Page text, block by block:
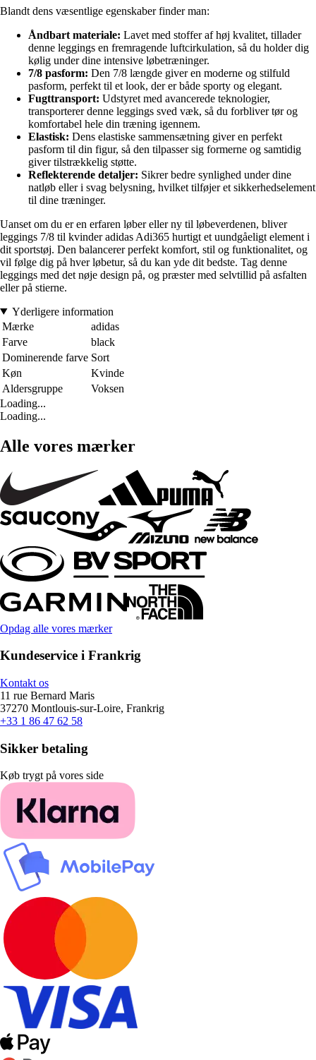
Blandt dens væsentlige egenskaber finder man:
Åndbart materiale: Lavet med stoffer af høj kvalitet, tillader
denne leggings en fremragende luftcirkulation, så du holder dig
kølig under dine intensive løbetræninger.
7/8 pasform: Den 7/8 længde giver en moderne og stilfuld
pasform, perfekt til et look, der er både sporty og elegant.
Fugttransport: Udstyret med avancerede teknologier,
transporterer denne leggings sved væk, så du forbliver tør og
komfortabel hele din træning igennem.
Elastisk: Dens elastiske sammensætning giver en perfekt
pasform til din figur, så den tilpasser sig formerne og samtidig
giver tilstrækkelig støtte.
Reflekterende detaljer: Sikrer bedre synlighed under dine
natløb eller i svag belysning, hvilket tilføjer et sikkerhedselement
til dine træninger.
Uanset om du er en erfaren løber eller ny til løbeverdenen, bliver
leggings 7/8 til kvinder adidas Adi365 hurtigt et uundgåeligt element i
dit sportstøj. Den balancerer perfekt komfort, stil og funktionalitet, og
vil følge dig på hver løbetur, så du kan yde dit bedste. Tag denne
leggings med det nøje design på, og præster med selvtillid på asfalten
eller på stierne.
Yderligere information
Mærke
adidas
Farve
black
Dominerende farve Sort
Køn
Kvinde
Aldersgruppe
Voksen
Loading...
Loading...
Alle vores mærker
Opdag alle vores mærker
Kundeservice i Frankrig
Kontakt os
11 rue Bernard Maris
37270 Montlouis-sur-Loire, Frankrig
+33 1 86 47 62 58
Sikker betaling
Køb trygt på vores side